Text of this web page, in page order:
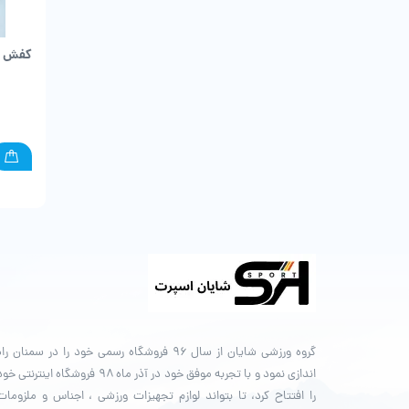
کفش
گروه ورزشی شایان از سال ۹۶ فروشگاه رسمی خود را در سمنان
اندازی نمود و با تجربه موفق خود در آذر ماه ۹۸ فروشگاه
را افتتاح کرد، تا بتواند لوازم تجهیزات ورزشی ، اجناس و